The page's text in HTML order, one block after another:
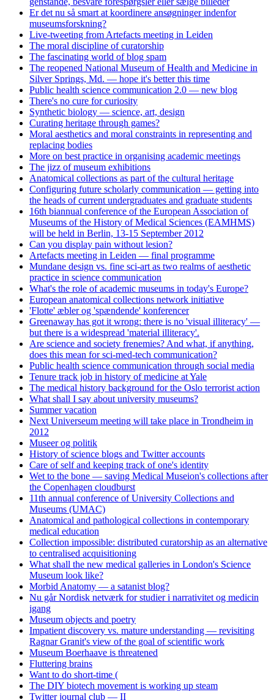
Er det nu så smart at koordinere ansøgninger indenfor
museumsforskning?
Live-tweeting from Artefacts meeting in Leiden
The moral discipline of curatorship
The fascinating world of blog spam
The reopened National Museum of Health and Medicine in
Silver Springs, Md. — hope it's better this time
Public health science communication 2.0 — new blog
There's no cure for curiosity
Synthetic biology — science, art, design
Curating heritage through games?
Moral aesthetics and moral constraints in representing and
replacing bodies
More on best practice in organising academic meetings
The jizz of museum exhibitions
Anatomical collections as part of the cultural heritage
Configuring future scholarly communication — getting into
the heads of current undergraduates and graduate students
16th biannual conference of the European Association of
Museums of the History of Medical Sciences (EAMHMS)
will be held in Berlin, 13-15 September 2012
Can you display pain without lesion?
Artefacts meeting in Leiden — final programme
Mundane design vs. fine sci-art as two realms of aesthetic
practice in science communication
What's the role of academic museums in today's Europe?
European anatomical collections network initiative
'Flotte' æbler og 'spændende' konferencer
Greenaway has got it wrong: there is no 'visual illiteracy' —
but there is a widespread 'material illiteracy'.
Are science and society frenemies? And what, if anything,
does this mean for sci-med-tech communication?
Public health science communication through social media
Tenure track job in history of medicine at Yale
The medical history background for the Oslo terrorist action
What shall I say about university museums?
Summer vacation
Next Universeum meeting will take place in Trondheim in
2012
Museer og politik
History of science blogs and Twitter accounts
Care of self and keeping track of one's identity
Wet to the bone — saving Medical Museion's collections after
the Copenhagen cloudburst
11th annual conference of University Collections and
Museums (UMAC)
Anatomical and pathological collections in contemporary
medical education
Collection impossible: distributed curatorship as an alternative
to centralised acquisitioning
What shall the new medical galleries in London's Science
Museum look like?
Morbid Anatomy — a satanist blog?
Nu går Nordisk netværk for studier i narrativitet og medicin
igang
Museum objects and poetry
Impatient discovery vs. mature understanding — revisiting
Ragnar Granit's view of the goal of scientific work
Museum Boerhaave is threatened
Fluttering brains
Want to do short-time (
The DIY biotech movement is working up steam
Twitter journal club — II